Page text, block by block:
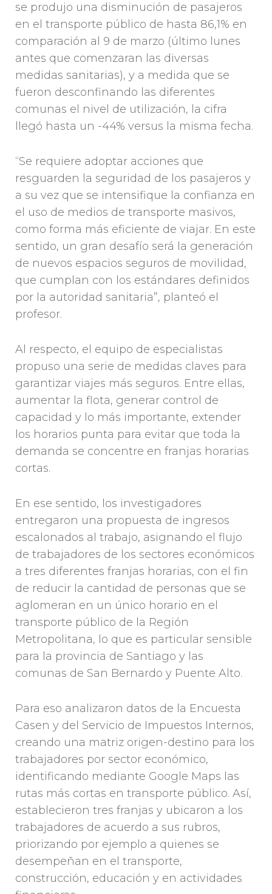
se produjo una disminución de pasajeros
en el transporte público de hasta 86,1% en
comparación al 9 de marzo (último lunes
antes que comenzaran las diversas
medidas sanitarias), y a medida que se
fueron desconfinando las diferentes
comunas el nivel de utilización, la cifra
llegó hasta un -44% versus la misma fecha.
“Se requiere adoptar acciones que
resguarden la seguridad de los pasajeros y
a su vez que se intensifique la confianza en
el uso de medios de transporte masivos,
como forma más eficiente de viajar. En este
sentido, un gran desafío será la generación
de nuevos espacios seguros de movilidad,
que cumplan con los estándares definidos
por la autoridad sanitaria”, planteó el
profesor.
Al respecto, el equipo de especialistas
propuso una serie de medidas claves para
garantizar viajes más seguros. Entre ellas,
aumentar la flota, generar control de
capacidad y lo más importante, extender
los horarios punta para evitar que toda la
demanda se concentre en franjas horarias
cortas.
En ese sentido, los investigadores
entregaron una propuesta de ingresos
escalonados al trabajo, asignando el flujo
de trabajadores de los sectores económicos
a tres diferentes franjas horarias, con el fin
de reducir la cantidad de personas que se
aglomeran en un único horario en el
transporte público de la Región
Metropolitana, lo que es particular sensible
para la provincia de Santiago y las
comunas de San Bernardo y Puente Alto.
Para eso analizaron datos de la Encuesta
Casen y del Servicio de Impuestos Internos,
creando una matriz origen-destino para los
trabajadores por sector económico,
identificando mediante Google Maps las
rutas más cortas en transporte público. Así,
establecieron tres franjas y ubicaron a los
trabajadores de acuerdo a sus rubros,
priorizando por ejemplo a quienes se
desempeñan en el transporte,
construcción, educación y en actividades